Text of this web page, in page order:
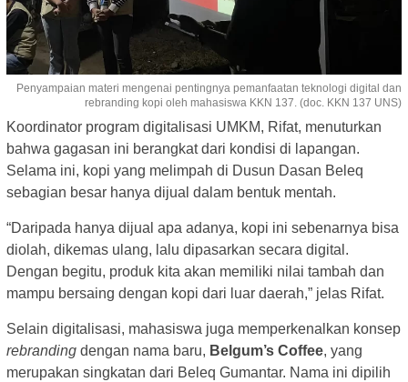
Penyampaian materi mengenai pentingnya pemanfaatan teknologi digital dan
rebranding kopi oleh mahasiswa KKN 137. (doc. KKN 137 UNS)
Koordinator program digitalisasi UMKM, Rifat, menuturkan
bahwa gagasan ini berangkat dari kondisi di lapangan.
Selama ini, kopi yang melimpah di Dusun Dasan Beleq
sebagian besar hanya dijual dalam bentuk mentah.
“Daripada hanya dijual apa adanya, kopi ini sebenarnya bisa
diolah, dikemas ulang, lalu dipasarkan secara digital.
Dengan begitu, produk kita akan memiliki nilai tambah dan
mampu bersaing dengan kopi dari luar daerah,” jelas Rifat.
Selain digitalisasi, mahasiswa juga memperkenalkan konsep
rebranding dengan nama baru, Belgum’s Coffee, yang
merupakan singkatan dari Beleq Gumantar. Nama ini dipilih